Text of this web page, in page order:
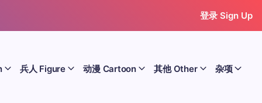
登录 Sign Up
兵人 Figure 动漫 Cartoon 其他 Other 杂项